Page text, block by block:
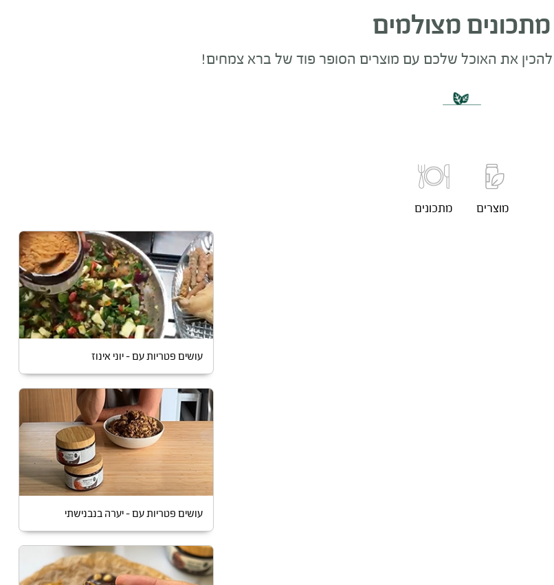
מתכונים מצולמים
את האוכל שלכם עם מוצרים הסופר פוד של ברא צמחים!
מוצרים מתכונים
עושים פטריות עם – יוני אינוז
עושים פטריות עם – יערה בנבנישתי